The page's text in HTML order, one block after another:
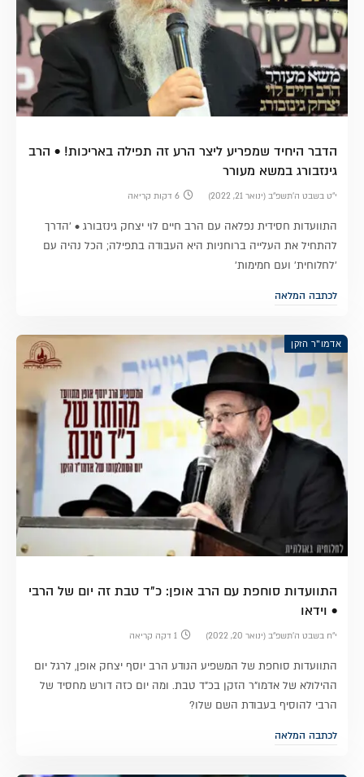
הדבר היחיד שמפריע ליצר הרע זה תפילה באריכות! • הרב
גינזבורג במשא מעורר
י״ט בשבט ה׳תשפ״ב (ינואר 21, 2022) 6 דקות קריאה
התוועדות חסידית נפלאה עם הרב חיים לוי יצחק גינזבורג • 'הדרך
להתחיל את העלייה ברוחניות היא העבודה בתפילה; הכל נהיה עם
'לחלוחית' ועם חמימות'
לכתבה המלאה
אדמו"ר הזקן
התוועדות סוחפת עם הרב אופן: כ"ד טבת זה יום של הרבי
• וידאו
י״ח בשבט ה׳תשפ״ב (ינואר 20, 2022) 1 דקה קריאה
התוועדות סוחפת של המשפיע הנודע הרב יוסף יצחק אופן, לרגל יום
ההילולא של אדמו"ר הזקן בכ"ד טבת. ומה יום כזה דורש מחסיד של
הרבי להוסיף בעבודת השם שלו?
לכתבה המלאה